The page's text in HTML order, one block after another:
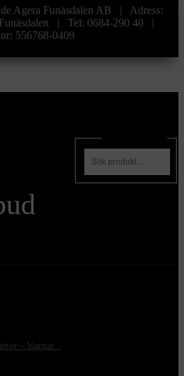
Agera Funäsdalen AB | Adress:
Funäsdalen | Tel: 0684-290 40 |
556768-0409
- Vagnar...